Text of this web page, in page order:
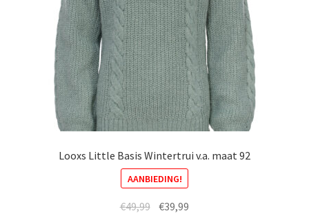
op
de
productpagina
Looxs Little Basis Wintertrui v.a. maat 92
AANBIEDING!
€49,99 Oorspronkelijke
€39,99